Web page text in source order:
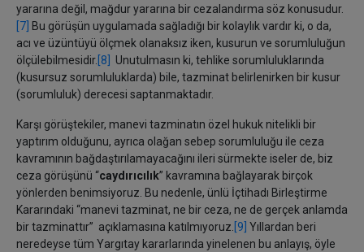
yararına değil, mağdur yararına bir cezalandırma söz konusudur.
[7] Bu görüşün uygulamada sağladığı bir kolaylık vardır ki, o da,
acı ve üzüntüyü ölçmek olanaksız iken, kusurun ve sorumluluğun
ölçülebilmesidir. [8]
Unutulmasın ki, tehlike sorumluluklarında
(kusursuz sorumluluklarda) bile, tazminat belirlenirken bir kusur
(sorumluluk) derecesi saptanmaktadır.
Karşı görüştekiler, manevi tazminatın özel hukuk nitelikli bir
yaptırım olduğunu, ayrıca olağan sebep sorumluluğu ile ceza
kavramının bağdaştırılamayacağını ileri sürmekte iseler de, biz
ceza görüşünü “caydırıcılık” kavramına bağlayarak birçok
yönlerden benimsiyoruz. Bu nedenle, ünlü İçtihadı Birleştirme
Kararındaki “manevi tazminat, ne bir ceza, ne de gerçek anlamda
bir tazminattır” açıklamasına katılmıyoruz. [9] Yıllardan beri
neredeyse tüm Yargıtay kararlarında yinelenen bu anlayış, öyle